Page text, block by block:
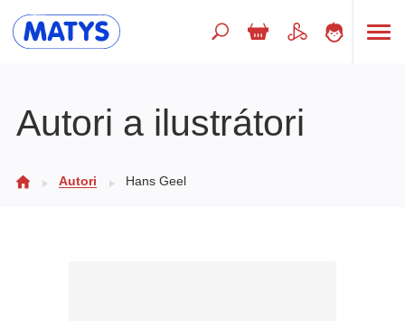
Doplnkový sortiment
Autori a ilustrátori
Autori Hans Geel